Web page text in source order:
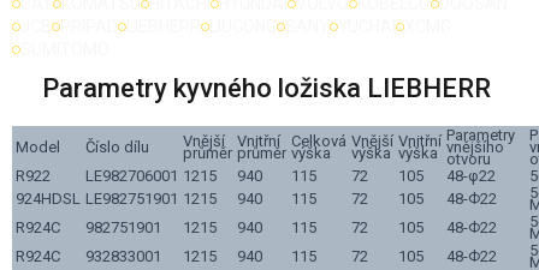
Parametry kyvného ložiska LIEBHERR
Model Číslo dílu Vnější
průměr
Vnitřní
průměr
Celková
výška
Vnější
výška
Vnitřní
výška
Parametry
vnějšího
otvoru
R922
LE982706001 1215 940 115 72 105 48-φ22
924HDSL LE982751901 1215 940 115 72 105 48-Ф22
R924C
982751901 1215 940 115 72 105 48-Ф22
R924C
932833001 1215 940 115 72 105 48-Ф22